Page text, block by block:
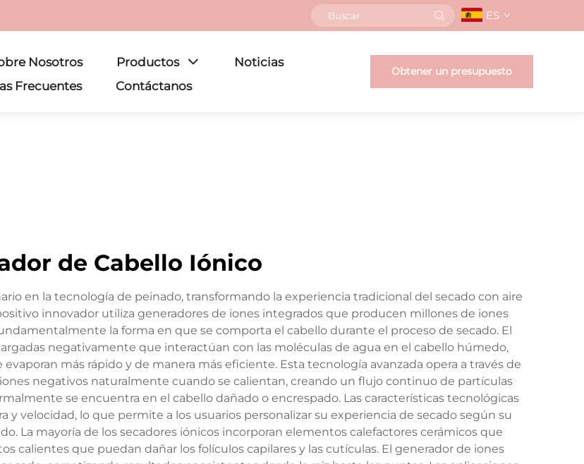
ES
Nosotros Productos
Noticias
Frecuentes
Contáctanos
Obtener un presupuesto
de Cabello Iónico
en la tecnología de peinado, transformando la experiencia tradicional del secado con aire
innovador utiliza generadores de iones integrados que producen millones de iones
la forma en que se comporta el cabello durante el proceso de secado. El
negativamente que interactúan con las moléculas de agua en el cabello húmedo,
más rápido y de manera más eficiente. Esta tecnología avanzada opera a través de
negativos naturalmente cuando se calientan, creando un flujo continuo de partículas
se encuentra en el cabello dañado o encrespado. Las características tecnológicas
velocidad, lo que permite a los usuarios personalizar su experiencia de secado según su
La mayoría de los secadores iónicos incorporan elementos calefactores cerámicos que
calientes que puedan dañar los folículos capilares y las cutículas. El generador de iones